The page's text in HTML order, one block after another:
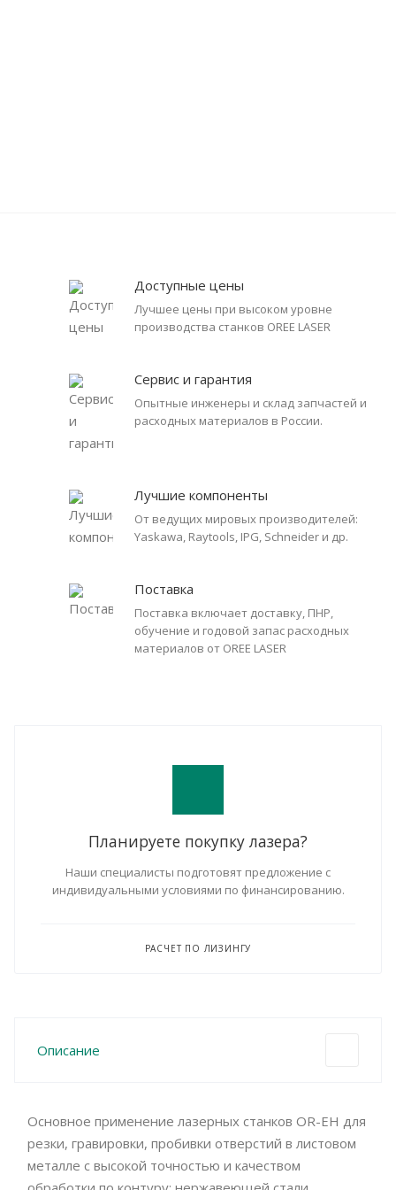
Доступные цены
Лучшее цены при высоком уровне
производства станков OREE LASER
Сервис и гарантия
Опытные инженеры и склад запчастей и
расходных материалов в России.
Лучшие компоненты
От ведущих мировых производителей:
Yaskawa, Raytools, IPG, Schneider и др.
Поставка
Поставка включает доставку, ПНР,
обучение и годовой запас расходных
материалов от OREE LASER
Планируете покупку лазера?
Наши специалисты подготовят предложение с
индивидуальными условиями по финансированию.
РАСЧЕТ ПО ЛИЗИНГУ
Описание
Основное применение лазерных станков OR-EH для
резки, гравировки, пробивки отверстий в листовом
металле с высокой точностью и качеством